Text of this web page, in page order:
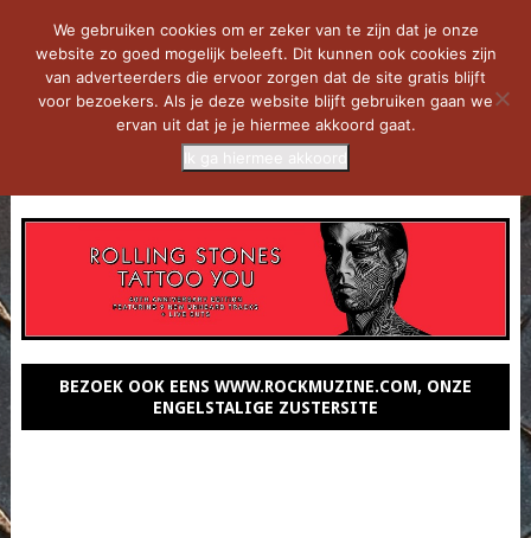
BEZOEK OOK EENS WWW.ROCKMUZINE.COM, ONZE
ENGELSTALIGE ZUSTERSITE
We gebruiken cookies om er zeker van te zijn dat je onze
website zo goed mogelijk beleeft. Dit kunnen ook cookies zijn
van adverteerders die ervoor zorgen dat de site gratis blijft
voor bezoekers. Als je deze website blijft gebruiken gaan we
ervan uit dat je je hiermee akkoord gaat.
Ik ga hiermee akkoord